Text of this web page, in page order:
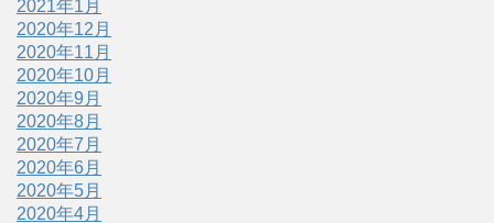
2021年1月
2020年12月
2020年11月
2020年10月
2020年9月
2020年8月
2020年7月
2020年6月
2020年5月
2020年4月